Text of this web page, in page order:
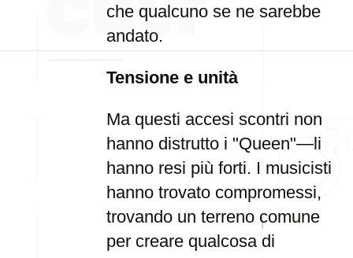
che qualcuno se ne sarebbe
andato.
Tensione e unità
Ma questi accesi scontri non
hanno distrutto i "Queen"—li
hanno resi più forti. I musicisti
hanno trovato compromessi,
trovando un terreno comune
per creare qualcosa di